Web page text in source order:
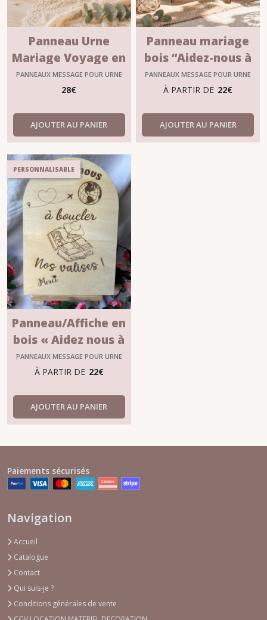
Panneau Urne
Mariage Voyage en
Bois Personnalisé
PANNEAUX MESSAGE POUR URNE
28€
AJOUTER AU PANIER
Panneau mariage
bois “Aidez-nous à
boucler nos valises”
– Décoration
PANNEAUX MESSAGE POUR URNE
À PARTIR DE 22€
AJOUTER AU PANIER
PERSONNALISABLE
Panneau/Affiche en
bois « Aidez nous à
boucler nos valises »
M1
PANNEAUX MESSAGE POUR URNE
À PARTIR DE 22€
AJOUTER AU PANIER
Paiements sécurisés
Navigation
Accueil
Catalogue
Contact
Qui suis-je ?
Conditions générales de vente